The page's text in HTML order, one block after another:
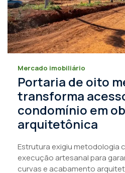
Mercado imobiliário
Portaria de oito
transforma
condomínio em
arquitetônica
Estrutura exigiu metodologia
execução artesanal para
curvas e acabamento